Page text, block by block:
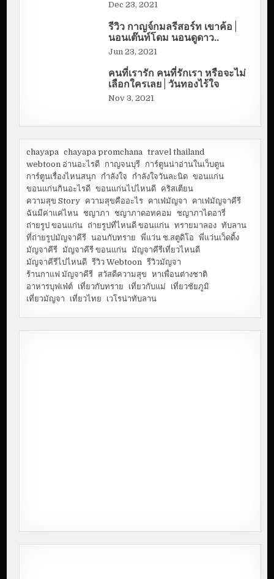
Dec 23, 2021
รีวิว กาญจ์กมลรีสอร์ท เขาค้อ |
นอนเต๊นท์โดม นอนดูดาว..
Jun 23, 2021
คนที่เรารัก คนที่รักเรา หรือจะไม่
เลือกใครเลย | วันทองไร้ใจ
Nov 3, 2021
chayapa chayapa promchana
travel thailand
webtoon อ่านอะไรดี กาญจนบุรี การ์ตูนน่าอ่านในเว็บตูน
การ์ตูนเรื่องไหนสนุก
กำลังใจ กำลังใจวันละนิด ขอนแก่น
ขอนแก่นกินอะไรดี ขอนแก่นไปไหนดี คริสเตียน
ความสุข Story ความสุขคืออะไร คาเฟ่มัญจา
คาเฟ่มัญจาคีรี
ฉันมีค่าแค่ไหน ชญาภา ชญาภาดอทคอม
ชญาภาไดอารี่
ถ่ายรูป ขอนแก่น ถ่ายรูปที่ไหนดี ขอนแก่น ทรายมาลอง ทับลาน
ที่ถ่ายรูปมัญจาคีรี นอนกับทราย พี่แว่น ช.สตูดิโอ
พี่แว่นเว็ดดิ้ง
มัญจาคีรี มัญจาคีรี ขอนแก่น มัญจาคีรีเที่ยวไหนดี
มัญจาคีรีไปไหนดี รีวิว Webtoon
รีวิวมัญจา
ร้านกาแฟ มัญจาคีรี สวัสดีความสุข
หาเพื่อนต่างชาติ
อาหารบุฟเฟ่ต์ เที่ยวกับทราย เที่ยวกับแม่
เที่ยวชัยภูมิ
เที่ยวมัญจา
เที่ยวไทย เวโรน่าทับลาน